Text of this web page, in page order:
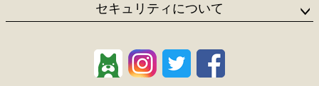
セキュリティについて